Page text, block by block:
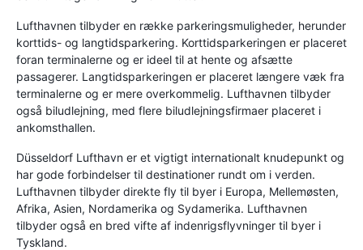
Lufthavnen tilbyder en række parkeringsmuligheder, herunder
korttids- og langtidsparkering. Korttidsparkeringen er placeret
foran terminalerne og er ideel til at hente og afsætte
passagerer. Langtidsparkeringen er placeret længere væk fra
terminalerne og er mere overkommelig. Lufthavnen tilbyder
også biludlejning, med flere biludlejningsfirmaer placeret i
ankomsthallen.
Düsseldorf Lufthavn er et vigtigt internationalt knudepunkt og
har gode forbindelser til destinationer rundt om i verden.
Lufthavnen tilbyder direkte fly til byer i Europa, Mellemøsten,
Afrika, Asien, Nordamerika og Sydamerika. Lufthavnen
tilbyder også en bred vifte af indenrigsflyvninger til byer i
Tyskland.